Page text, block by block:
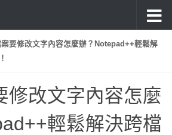
要修改文字內容怎麼辦？Notepad++輕鬆解
修改文字內容怎麼
輕鬆解決跨檔